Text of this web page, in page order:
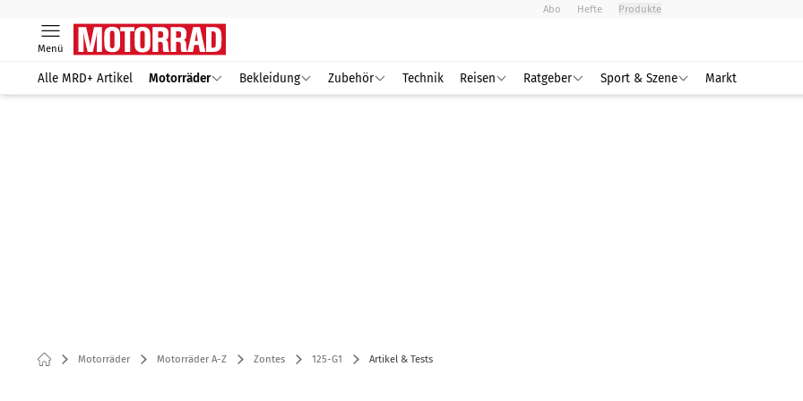
Abo Hefte Produkte
Menü
Alle MRD+ Artikel Motorräder Bekleidung Zubehör Technik Reisen Ratgeber Sport & Szene Markt
Motorräder Motorräder A-Z Zontes 125-G1 Artikel & Tests